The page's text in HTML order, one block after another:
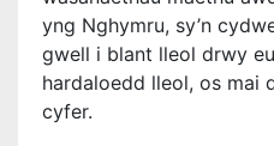
yng Nghymru, sy’n
gwell i blant lleol drwy
hardaloedd lleol, os mai
cyfer.